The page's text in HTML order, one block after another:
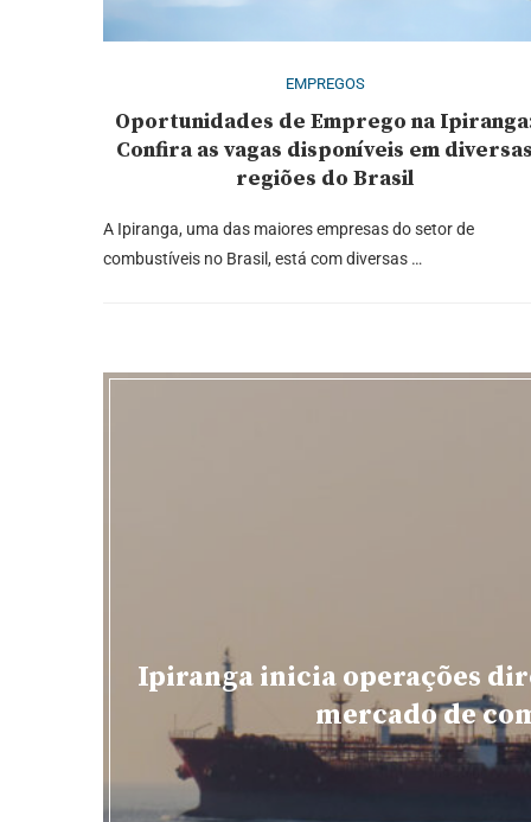
EMPREGOS
Oportunidades de Emprego na
Confira as vagas disponíveis em
regiões do Brasil
A Ipiranga, uma das maiores empresas do setor de
combustíveis no Brasil, está com diversas …
Ipiranga inicia operações
mercado de